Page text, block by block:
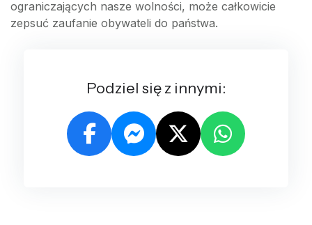
ograniczających nasze wolności, może całkowicie
zepsuć zaufanie obywateli do państwa.
Podziel się z innymi: